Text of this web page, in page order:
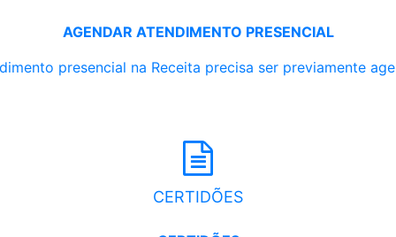
AGENDAR ATENDIMENTO PRESENCIAL
presencial na Receita precisa ser previamente
CERTIDÕES